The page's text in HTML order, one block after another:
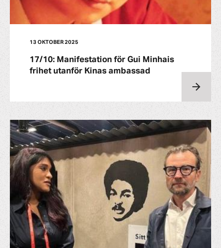
13 OKTOBER 2025
17/10: Manifestation för Gui Minhais
frihet utanför Kinas ambassad